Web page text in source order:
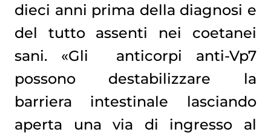
dieci anni prima della diagnosi e
del tutto assenti nei coetanei
sani. «Gli anticorpi anti-Vp7
possono destabilizzare la
barriera intestinale lasciando
aperta una via di ingresso al